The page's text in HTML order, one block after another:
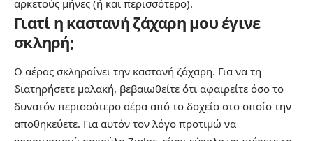
αρκετούς μήνες (ή και περισσότερο).
Γιατί η καστανή ζάχαρη μου έγινε
σκληρή;
Ο αέρας σκληραίνει την καστανή ζάχαρη. Για να τη
διατηρήσετε μαλακή, βεβαιωθείτε ότι αφαιρείτε όσο το
δυνατόν περισσότερο αέρα από το δοχείο στο οποίο την
αποθηκεύετε. Για αυτόν τον λόγο προτιμώ να